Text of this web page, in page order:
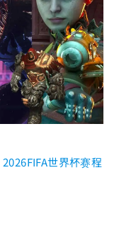
2026FIFA世界杯赛程